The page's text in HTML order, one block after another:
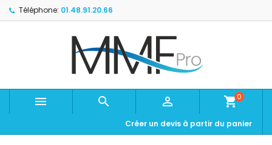
Téléphone: 01.48.91.20.66
   shopping_cart0
Créer un devis à partir du panier